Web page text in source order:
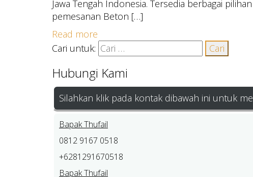
Jawa Tengah Indonesia. Tersedia berbagai
pemesanan Beton […]
Read more
Cari untuk:
Hubungi Kami
Silahkan klik pada kontak dibawah ini untuk
Bapak Thufail
0812 9167 0518
+6281291670518
Bapak Thufail